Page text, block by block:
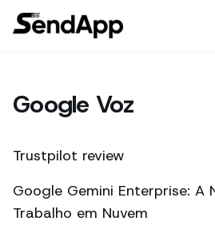
Google Voz
Trustpilot review
Google Gemini Enterprise: A
Trabalho em Nuvem